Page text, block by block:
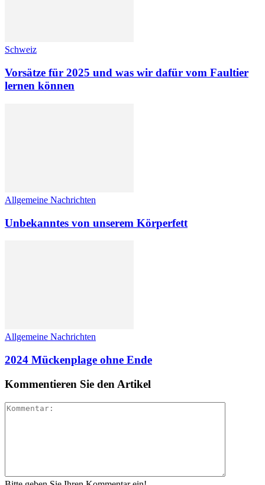
Schweiz
Vorsätze für 2025 und was wir dafür vom Faultier
lernen können
Allgemeine Nachrichten
Unbekanntes von unserem Körperfett
Allgemeine Nachrichten
2024 Mückenplage ohne Ende
Kommentieren Sie den Artikel